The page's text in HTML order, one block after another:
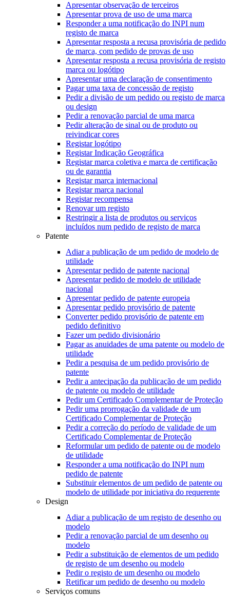
Apresentar observação de terceiros
Apresentar prova de uso de uma marca
Responder a uma notificação do INPI num
registo de marca
Apresentar resposta a recusa provisória de pedido
de marca, com pedido de provas de uso
Apresentar resposta a recusa provisória de registo
marca ou logótipo
Apresentar uma declaração de consentimento
Pagar uma taxa de concessão de registo
Pedir a divisão de um pedido ou registo de marca
ou design
Pedir a renovação parcial de uma marca
Pedir alteração de sinal ou de produto ou
reivindicar cores
Registar logótipo
Registar Indicação Geográfica
Registar marca coletiva e marca de certificação
ou de garantia
Registar marca internacional
Registar marca nacional
Registar recompensa
Renovar um registo
Restringir a lista de produtos ou serviços
incluídos num pedido de registo de marca
Patente
Adiar a publicação de um pedido de modelo de
utilidade
Apresentar pedido de patente nacional
Apresentar pedido de modelo de utilidade
nacional
Apresentar pedido de patente europeia
Apresentar pedido provisório de patente
Converter pedido provisório de patente em
pedido definitivo
Fazer um pedido divisionário
Pagar as anuidades de uma patente ou modelo de
utilidade
Pedir a pesquisa de um pedido provisório de
patente
Pedir a antecipação da publicação de um pedido
de patente ou modelo de utilidade
Pedir um Certificado Complementar de Proteção
Pedir uma prorrogação da validade de um
Certificado Complementar de Proteção
Pedir a correção do período de validade de um
Certificado Complementar de Proteção
Reformular um pedido de patente ou de modelo
de utilidade
Responder a uma notificação do INPI num
pedido de patente
Substituir elementos de um pedido de patente ou
modelo de utilidade por iniciativa do requerente
Design
Adiar a publicação de um registo de desenho ou
modelo
Pedir a renovação parcial de um desenho ou
modelo
Pedir a substituição de elementos de um pedido
de registo de um desenho ou modelo
Pedir o registo de um desenho ou modelo
Retificar um pedido de desenho ou modelo
Serviços comuns